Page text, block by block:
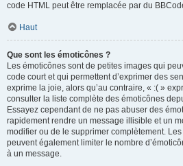
code HTML peut être remplacée par du
Haut
Que sont les émoticônes ?
Les émoticônes sont de petites images qui
code court et qui permettent d’exprimer des
exprime la joie, alors qu’au contraire, « :( »
consulter la liste complète des émoticônes
Essayez cependant de ne pas abuser des
rapidement rendre un message illisible et un
modifier ou de le supprimer complètement.
peuvent également limiter le nombre
à un message.